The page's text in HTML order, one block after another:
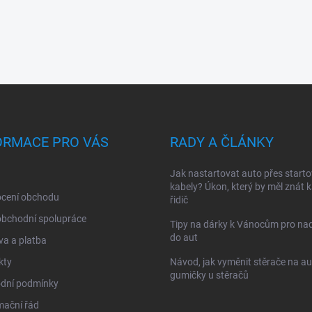
PRO VÁS
obchodu
spolupráce
a platba
podmínky
řád
RADY A ČLÁNKY
Jak nastartovat auto přes
kabely? Úkon, který by měl znát
řidič
Tipy na dárky k Vánocům pro
do aut
Návod, jak vyměnit stěrače na
gumičky u stěračů